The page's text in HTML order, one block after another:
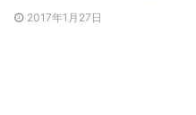
2017年1月27日